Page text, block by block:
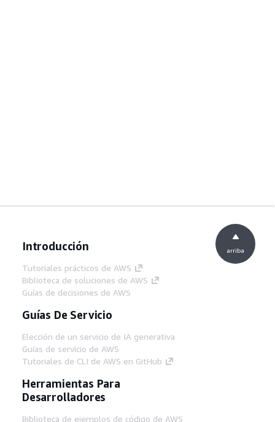
Introducción
Tutoriales prácticos de AWS
Biblioteca de soluciones de AWS
Guías de decisiones de AWS
Guías De Servicio
Elección de un servicio de IA generativa
Guías de servicio de AWS
Tutoriales de CLI de AWS en GitHub
Herramientas Para
Desarrolladores
Biblioteca de ejemplos de código de AWS
arriba